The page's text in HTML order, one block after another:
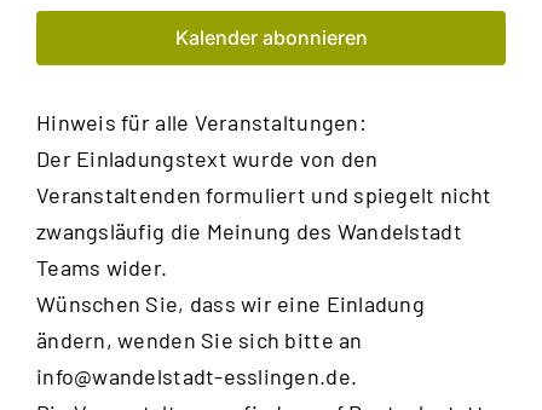
Kalender abonnieren
Hinweis für alle Veranstaltungen:
Der Einladungstext wurde von den
Veranstaltenden formuliert und spiegelt nicht
zwangsläufig die Meinung des Wandelstadt
Teams wider.
Wünschen Sie, dass wir eine Einladung
ändern, wenden Sie sich bitte an
info@wandelstadt-esslingen.de.